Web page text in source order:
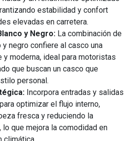
estabilidad y confort
elevadas en carretera.
y Negro: La combinación de
negro confiere al casco una
y moderna, ideal para motoristas
que buscan un casco que
personal.
Incorpora entradas y salidas
optimizar el flujo interno,
fresca y reduciendo la
lo que mejora la comodidad en